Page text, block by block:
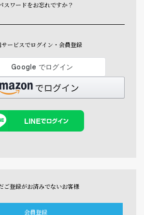
スワードをお忘れですか？
ービスでログイン・会員登録
ご登録がお済みでないお客様
会員登録